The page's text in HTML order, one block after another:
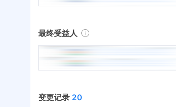
最终受益人
变更记录 20